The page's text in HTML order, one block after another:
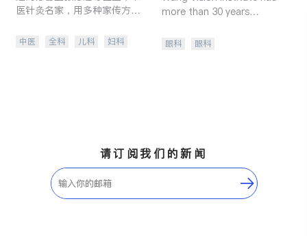
医针灸名家，用多种家传方药
中医 全科 儿科
妇科
more than 30 years
眼科 眼科
请订阅我们的新闻